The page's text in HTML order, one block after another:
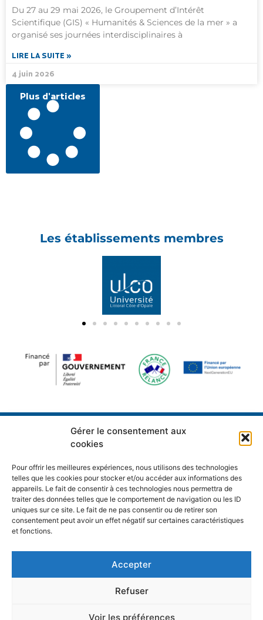
Gérer le consentement aux
cookies
Pour offrir les meilleures expériences, nous utilisons des technologies
telles que les cookies pour stocker et/ou accéder aux informations des
appareils. Le fait de consentir à ces technologies nous permettra de
traiter des données telles que le comportement de navigation ou les ID
uniques sur ce site. Le fait de ne pas consentir ou de retirer son
consentement peut avoir un effet négatif sur certaines caractéristiques
et fonctions.
Accepter
Refuser
Voir les préférences
Du 27 au 29 mai 2026, le Groupement d’Intérêt
Scientifique (GIS) « Humanités & Sciences de la mer » a
organisé ses journées interdisciplinaires à
LIRE LA SUITE »
4 juin 2026
Plus d'articles
Les établissements membres
L’Ecole Universitaire de Recherche IFSEA bénéficie d’une aide
titre du plan France 2030 et par l’Union européenne
NextGenerationEU portant la référence « ANR-21-EXES-0011
Contactez-nous\ Suivez-nous sur
\ Politique de confidentialité \ Réalisation
du site Web : DSI
Tous droits réservés : IFSEA 2023
Site universitaire Capécure – Quai Masset – BP 120 – 62327 Boulogne-